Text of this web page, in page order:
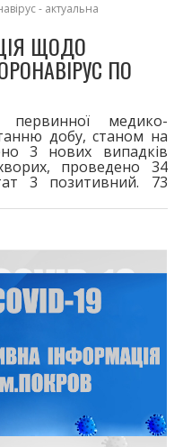
- актуальна
ЩОДО
ПО
медико-
добу, станом на
3 нових випадків
проведено 34
3 позитивний. 73
весь період у місті
доза - 4834,
При перших